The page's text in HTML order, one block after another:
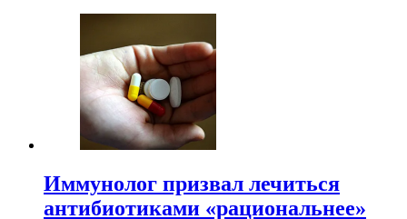
Иммунолог призвал лечиться
антибиотиками «рациональнее»